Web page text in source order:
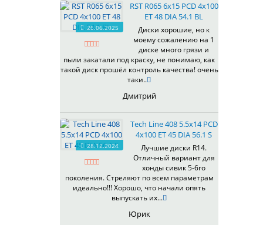
536
537
538
539
540
541
545
546
547
548
573
574
575
26.06.2025
RST R065 6x15 PCD 4x100
ET 48 DIA 54.1 BL
Диски хорошие, но к
моему сожалению на 1
диске много грязи и
пыли закатали под краску, не понимаю, как
такой диск прошёл контроль качества! очень
таки..
Дмитрий
28.12.2024
Tech Line 408 5.5x14 PCD
4x100 ET 45 DIA 56.1 S
Лучшие диски R14.
Отличный вариант для
хонды сивик 5-6го
поколения. Стреляют по всем параметрам
идеально!!! Хорошо, что начали опять
выпускать их...
Юрик